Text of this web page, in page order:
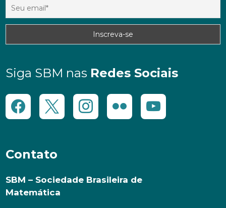
Siga SBM nas Redes Sociais
Contato
SBM – Sociedade Brasileira de
Matemática